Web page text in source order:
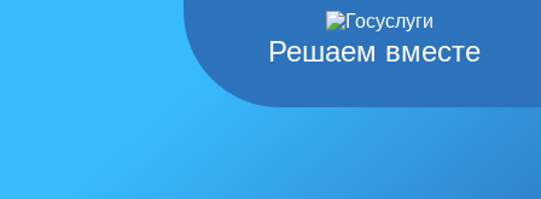
Решаем вместе